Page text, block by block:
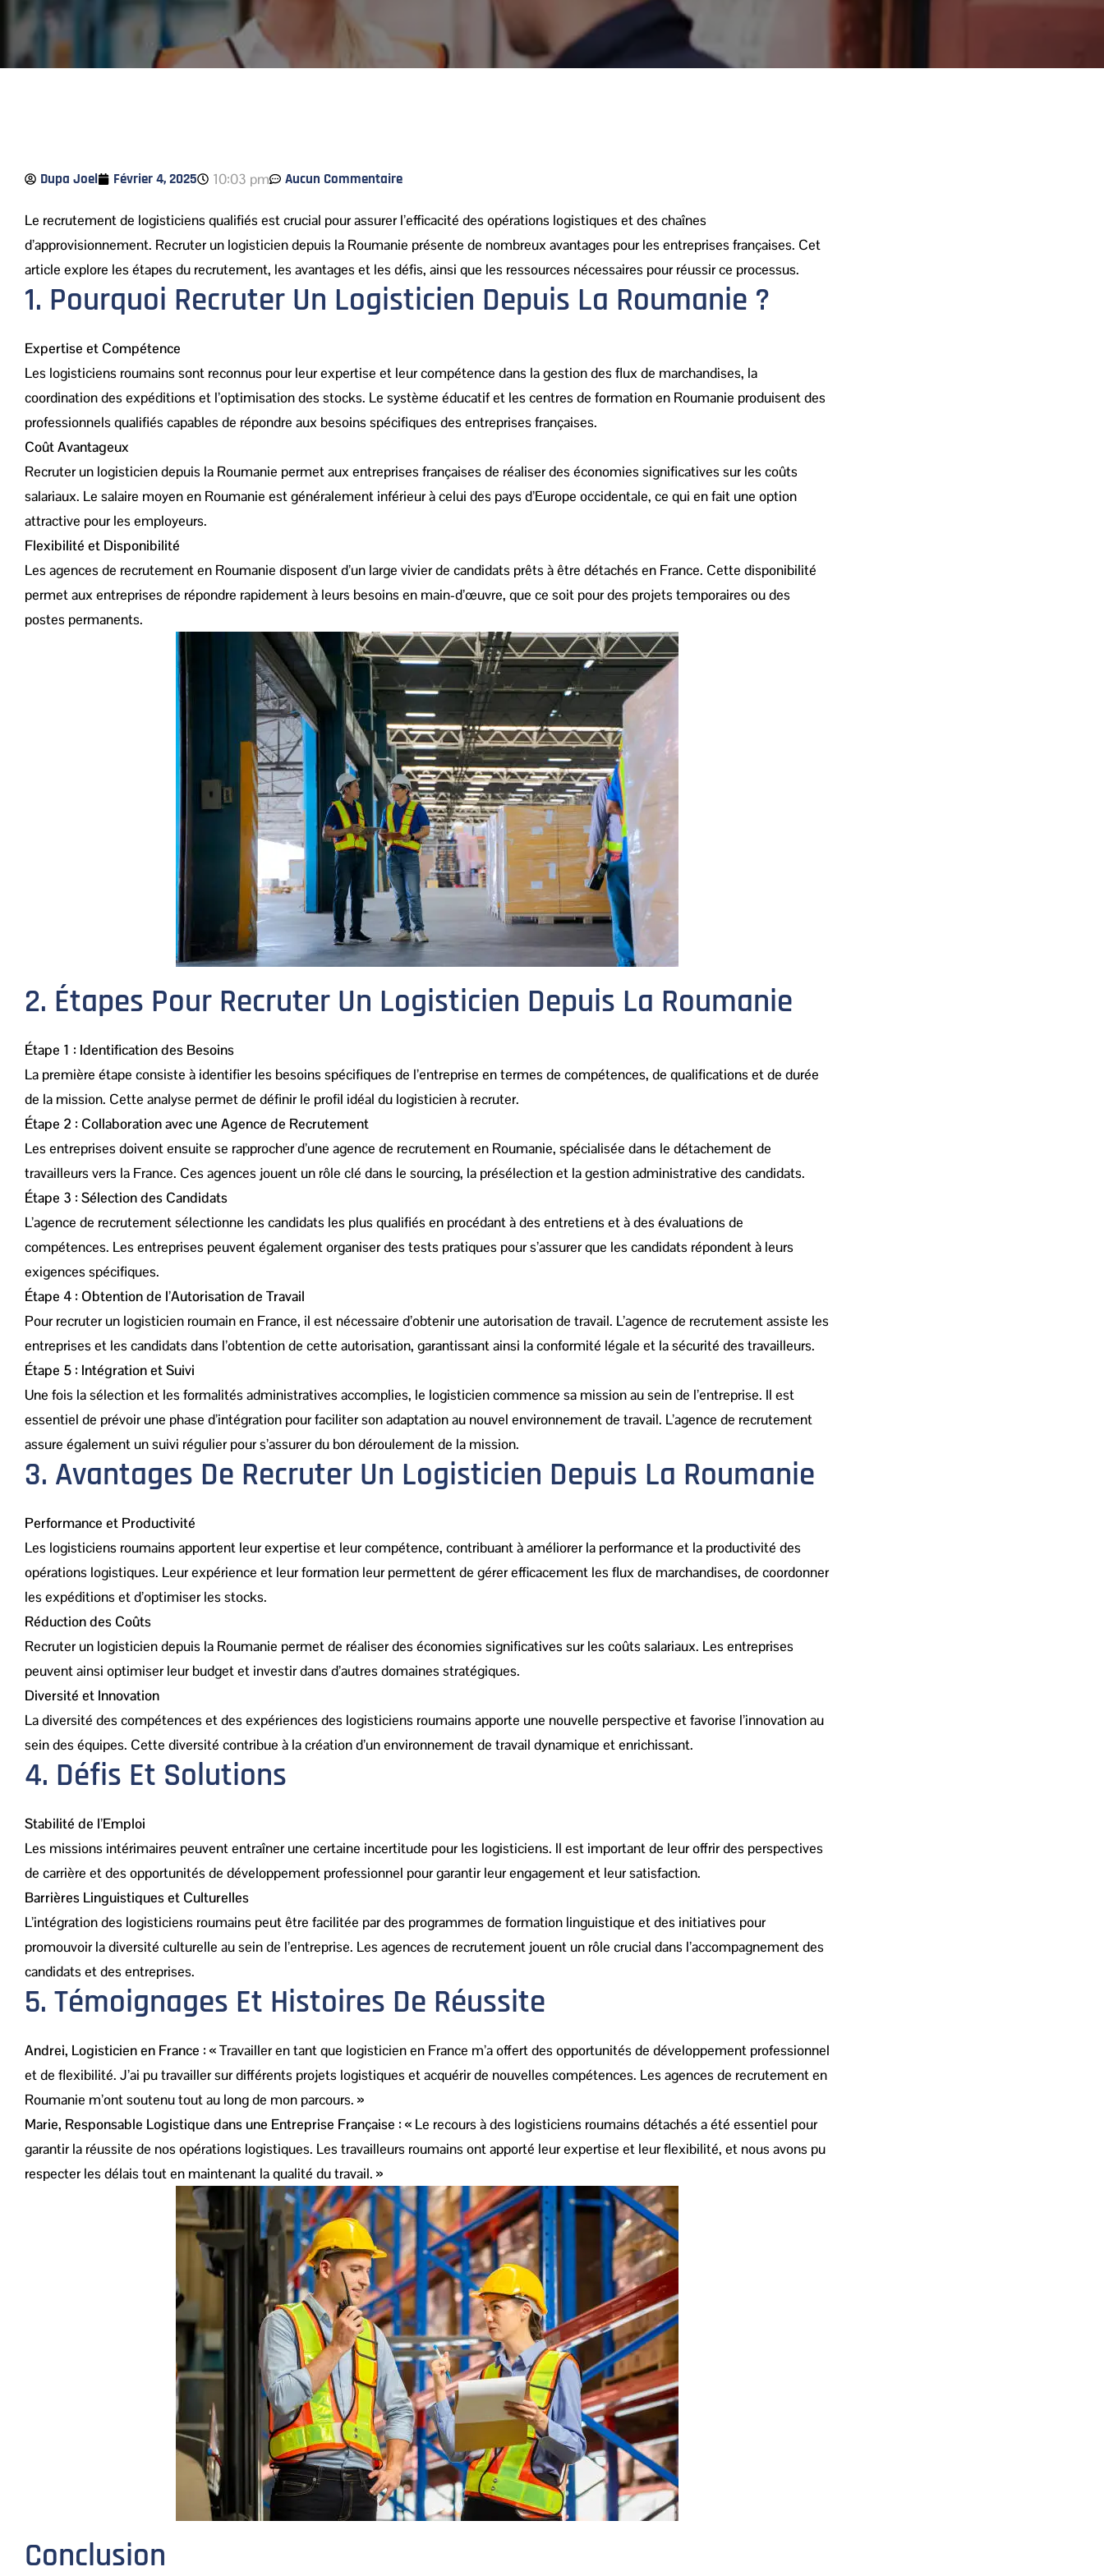
Dupa Joel Février 4, 2025 10:03 pm Aucun Commentaire
Le recrutement de logisticiens qualifiés est crucial pour assurer l’efficacité des opérations logistiques et des chaînes
d’approvisionnement. Recruter un logisticien depuis la Roumanie présente de nombreux avantages pour les entreprises françaises. Cet
article explore les étapes du recrutement, les avantages et les défis, ainsi que les ressources nécessaires pour réussir ce processus.
1. Pourquoi Recruter Un Logisticien Depuis La Roumanie ?
Expertise et Compétence
Les logisticiens roumains sont reconnus pour leur expertise et leur compétence dans la gestion des flux de marchandises, la
coordination des expéditions et l’optimisation des stocks. Le système éducatif et les centres de formation en Roumanie produisent des
professionnels qualifiés capables de répondre aux besoins spécifiques des entreprises françaises.
Coût Avantageux
Recruter un logisticien depuis la Roumanie permet aux entreprises françaises de réaliser des économies significatives sur les coûts
salariaux. Le salaire moyen en Roumanie est généralement inférieur à celui des pays d’Europe occidentale, ce qui en fait une option
attractive pour les employeurs.
Flexibilité et Disponibilité
Les agences de recrutement en Roumanie disposent d’un large vivier de candidats prêts à être détachés en France. Cette disponibilité
permet aux entreprises de répondre rapidement à leurs besoins en main-d’œuvre, que ce soit pour des projets temporaires ou des
postes permanents.
2. Étapes Pour Recruter Un Logisticien Depuis La Roumanie
Étape 1 : Identification des Besoins
La première étape consiste à identifier les besoins spécifiques de l’entreprise en termes de compétences, de qualifications et de durée
de la mission. Cette analyse permet de définir le profil idéal du logisticien à recruter.
Étape 2 : Collaboration avec une Agence de Recrutement
Les entreprises doivent ensuite se rapprocher d’une agence de recrutement en Roumanie, spécialisée dans le détachement de
travailleurs vers la France. Ces agences jouent un rôle clé dans le sourcing, la présélection et la gestion administrative des candidats.
Étape 3 : Sélection des Candidats
L’agence de recrutement sélectionne les candidats les plus qualifiés en procédant à des entretiens et à des évaluations de
compétences. Les entreprises peuvent également organiser des tests pratiques pour s’assurer que les candidats répondent à leurs
exigences spécifiques.
Étape 4 : Obtention de l’Autorisation de Travail
Pour recruter un logisticien roumain en France, il est nécessaire d’obtenir une autorisation de travail. L’agence de recrutement assiste les
entreprises et les candidats dans l’obtention de cette autorisation, garantissant ainsi la conformité légale et la sécurité des travailleurs.
Étape 5 : Intégration et Suivi
Une fois la sélection et les formalités administratives accomplies, le logisticien commence sa mission au sein de l’entreprise. Il est
essentiel de prévoir une phase d’intégration pour faciliter son adaptation au nouvel environnement de travail. L’agence de recrutement
assure également un suivi régulier pour s’assurer du bon déroulement de la mission.
3. Avantages De Recruter Un Logisticien Depuis La Roumanie
Performance et Productivité
Les logisticiens roumains apportent leur expertise et leur compétence, contribuant à améliorer la performance et la productivité des
opérations logistiques. Leur expérience et leur formation leur permettent de gérer efficacement les flux de marchandises, de coordonner
les expéditions et d’optimiser les stocks.
Réduction des Coûts
Recruter un logisticien depuis la Roumanie permet de réaliser des économies significatives sur les coûts salariaux. Les entreprises
peuvent ainsi optimiser leur budget et investir dans d’autres domaines stratégiques.
Diversité et Innovation
La diversité des compétences et des expériences des logisticiens roumains apporte une nouvelle perspective et favorise l’innovation au
sein des équipes. Cette diversité contribue à la création d’un environnement de travail dynamique et enrichissant.
4. Défis Et Solutions
Stabilité de l’Emploi
Les missions intérimaires peuvent entraîner une certaine incertitude pour les logisticiens. Il est important de leur offrir des perspectives
de carrière et des opportunités de développement professionnel pour garantir leur engagement et leur satisfaction.
Barrières Linguistiques et Culturelles
L’intégration des logisticiens roumains peut être facilitée par des programmes de formation linguistique et des initiatives pour
promouvoir la diversité culturelle au sein de l’entreprise. Les agences de recrutement jouent un rôle crucial dans l’accompagnement des
candidats et des entreprises.
5. Témoignages Et Histoires De Réussite
Andrei, Logisticien en France : « Travailler en tant que logisticien en France m’a offert des opportunités de développement professionnel
et de flexibilité. J’ai pu travailler sur différents projets logistiques et acquérir de nouvelles compétences. Les agences de recrutement en
Roumanie m’ont soutenu tout au long de mon parcours. »
Marie, Responsable Logistique dans une Entreprise Française : « Le recours à des logisticiens roumains détachés a été essentiel pour
garantir la réussite de nos opérations logistiques. Les travailleurs roumains ont apporté leur expertise et leur flexibilité, et nous avons pu
respecter les délais tout en maintenant la qualité du travail. »
Conclusion